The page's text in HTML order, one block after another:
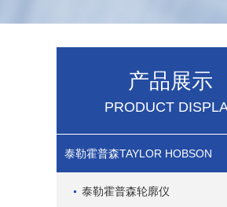
产品展示
PRODUCT
泰勒霍普森TAYLOR HOBSON
泰勒霍普森轮廓仪